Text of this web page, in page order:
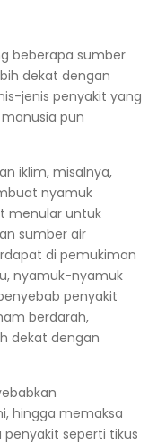
beberapa sumber
dekat dengan
jenis penyakit yang
pun
iklim, misalnya,
nyamuk
menular untuk
sumber air
di pemukiman
nyamuk-nyamuk
penyakit
berdarah,
dekat dengan
hingga memaksa
seperti tikus